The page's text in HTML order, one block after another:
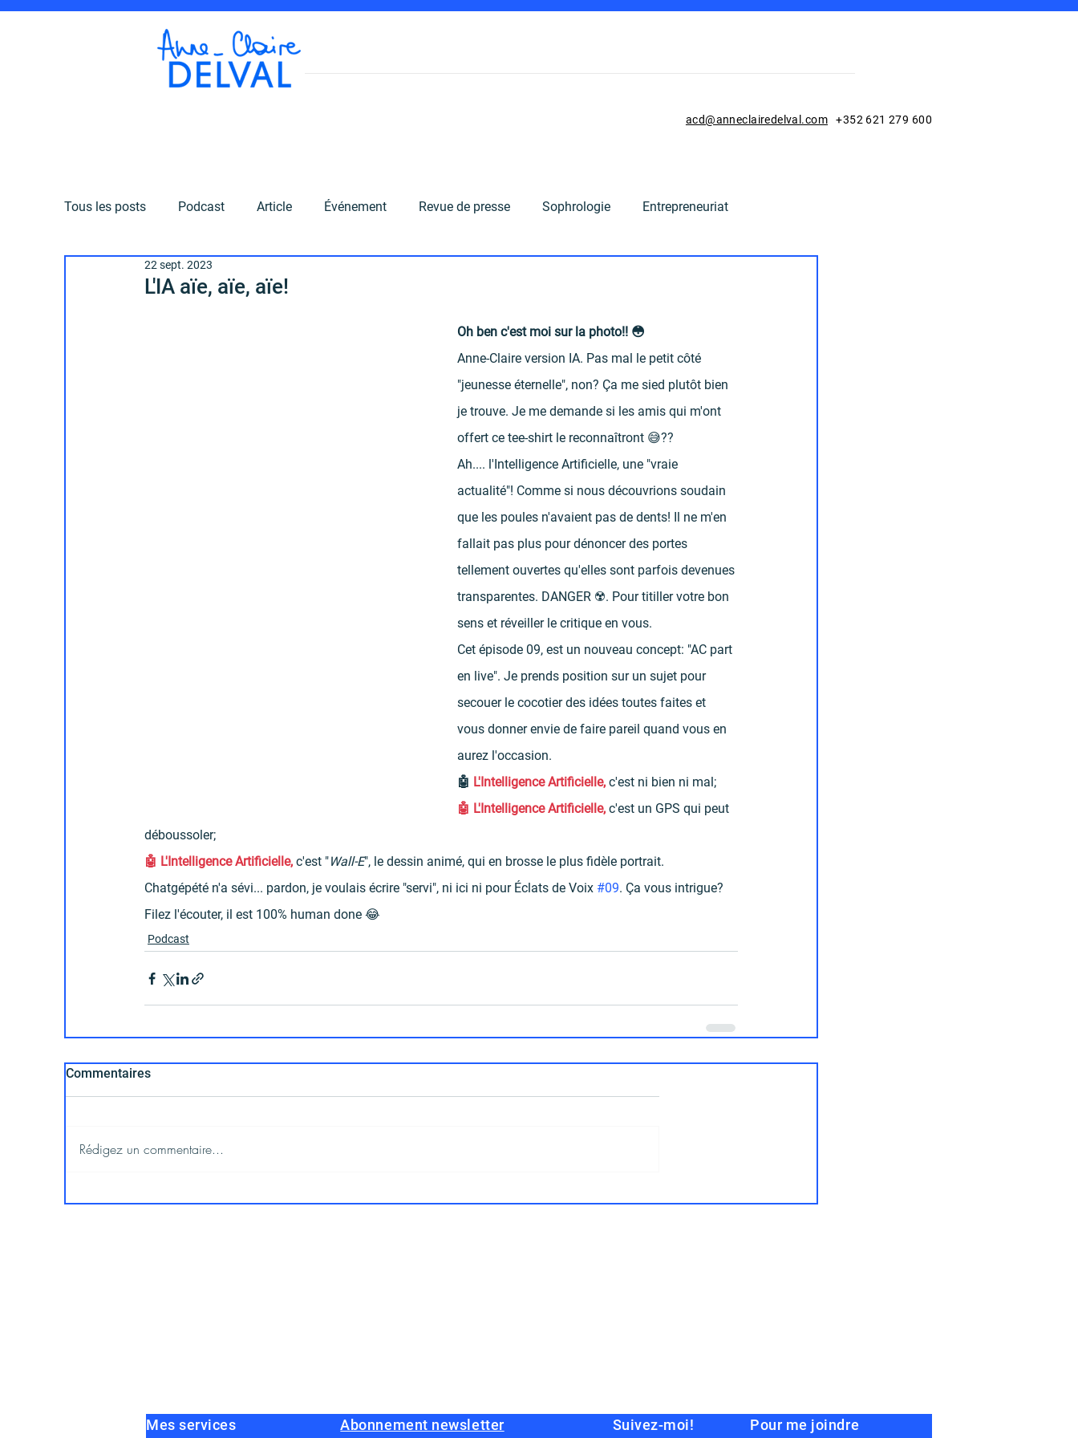
acd@anneclairedelval.com +352 621 279 600
Tous les posts Podcast Article Événement Revue de presse Sophrologie Entrepreneuriat
Clin d'oeil Publication
L'IA aïe, aïe, aïe!
22 sept. 2023
Oh ben c'est moi sur la photo!! 😳
Anne-Claire version IA. Pas mal le petit côté
"jeunesse éternelle", non? Ça me sied plutôt bien
je trouve. Je me demande si les amis qui m'ont
offert ce tee-shirt le reconnaîtront 😅??
Ah.... l'Intelligence Artificielle, une "vraie
actualité"! Comme si nous découvrions soudain
que les poules n'avaient pas de dents! Il ne m'en
fallait pas plus pour dénoncer des portes
tellement ouvertes qu'elles sont parfois devenues
transparentes. DANGER ☢️. Pour titiller votre bon
sens et réveiller le critique en vous.
Cet épisode 09, est un nouveau concept: "AC part
en live". Je prends position sur un sujet pour
secouer le cocotier des idées toutes faites et
vous donner envie de faire pareil quand vous en
aurez l'occasion.
🤖 L'Intelligence Artificielle, c'est ni bien ni mal;
🤖 L'Intelligence Artificielle, c'est un GPS qui peut
déboussoler;
🤖 L'Intelligence Artificielle, c'est "Wall-E", le dessin animé, qui en brosse le plus fidèle portrait.
Chatgépété n'a sévi... pardon, je voulais écrire "servi", ni ici ni pour Éclats de Voix #09. Ça vous intrigue?
Filez l'écouter, il est 100% human done 😂
Podcast
Commentaires
Rédigez un commentaire...
Mes services Abonnement newsletter Suivez-moi! Pour me joindre